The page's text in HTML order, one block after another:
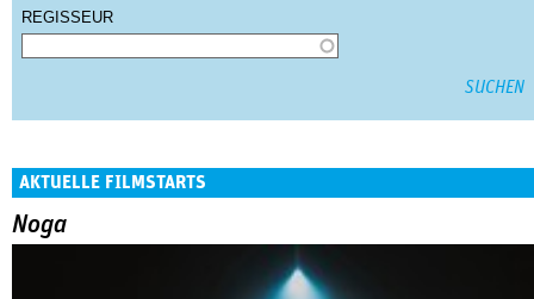
REGISSEUR
AKTUELLE FILMSTARTS
Noga